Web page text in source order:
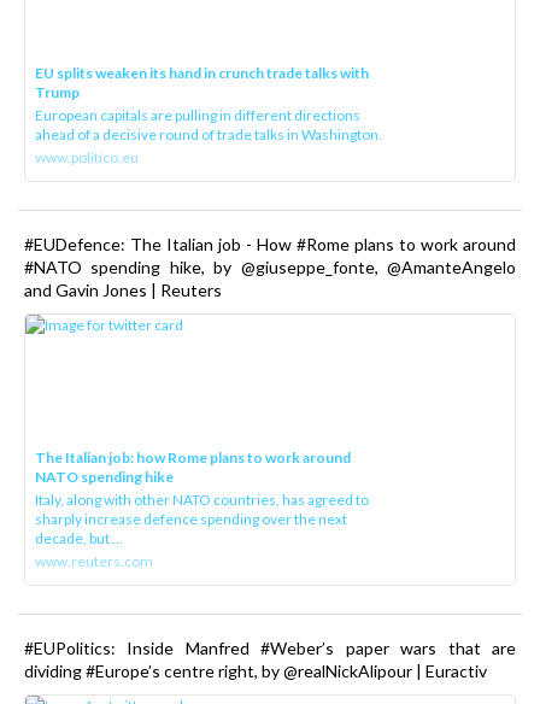
EU splits weaken its hand in crunch trade talks with
Trump
European capitals are pulling in different directions
ahead of a decisive round of trade talks in Washington.
www.politico.eu
#EUDefence: The Italian job - How #Rome plans to work around
#NATO spending hike, by @giuseppe_fonte, @AmanteAngelo
and Gavin Jones | Reuters
The Italian job: how Rome plans to work around
NATO spending hike
Italy, along with other NATO countries, has agreed to
sharply increase defence spending over the next
decade, but ...
www.reuters.com
#EUPolitics: Inside Manfred #Weber’s paper wars that are
dividing #Europe’s centre right, by @realNickAlipour | Euractiv